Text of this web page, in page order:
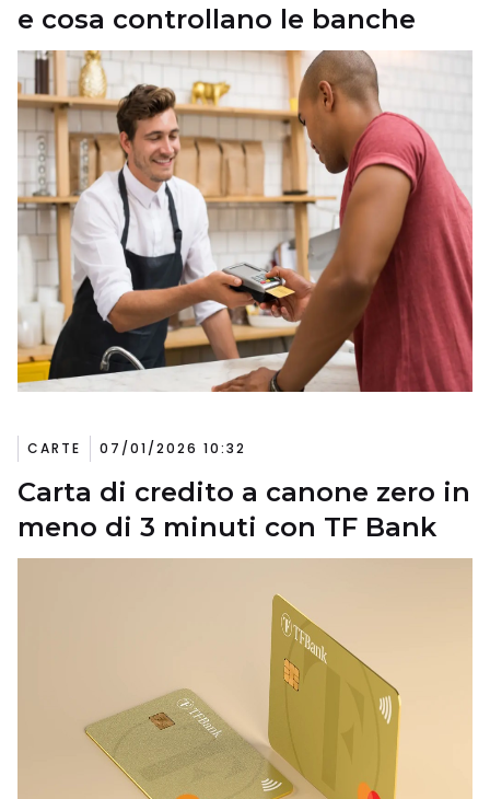
e cosa controllano le banche
CARTE 07/01/2026 10:32
Carta di credito a canone zero in
meno di 3 minuti con TF Bank